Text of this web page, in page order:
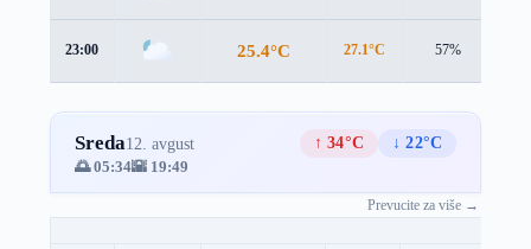
23:00 25.4°C 27.1°C 57%
Sreda12. avgust ↑ 34°C
↓ 22°C
🌅 05:34🌇 19:49
Prevucite za više →